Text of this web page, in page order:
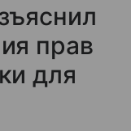
прав
для